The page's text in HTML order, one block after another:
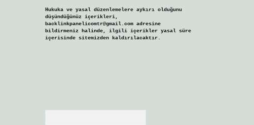
Hukuka ve yasal düzenlemelere aykırı olduğunu
düşündüğünüz içerikleri,
backlinkpanelicomtr@gmail.comadresine
bildirmeniz halinde, ilgili içerikler yasal süre
içerisinde sitemizden kaldırılacaktır.